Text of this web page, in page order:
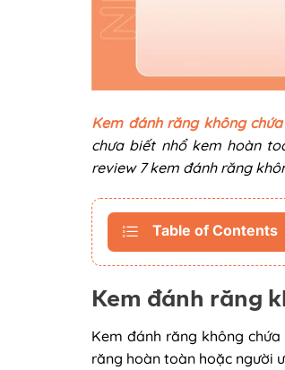
Kem đánh răng không
chưa biết nhổ kem hoàn
review 7 kem đánh răng
Table of Contents
Kem đánh răng
Kem đánh răng không
răng hoàn toàn hoặc người